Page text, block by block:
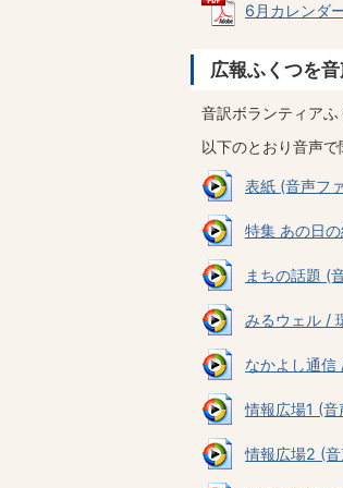
6月カレンダ
広報ふくつを
音訳ボランティアふ
以下のとおり音声で
表紙 (音声フ
特集 あの日
まちの話題 (
みるウェル /
なかよし通信
情報広場1 (
情報広場2 (